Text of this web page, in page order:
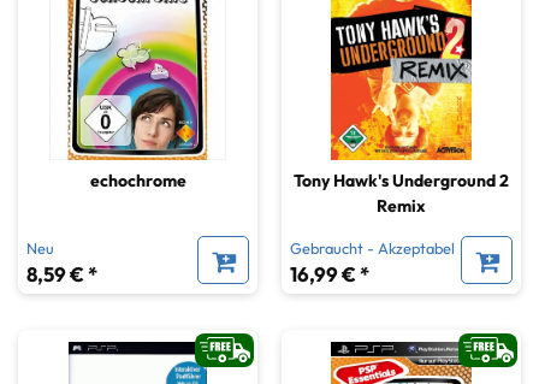
echochrome
Neu
8,59 € *
Tony Hawk's Underground 2
Remix
Gebraucht - Akzeptabel
16,99 € *